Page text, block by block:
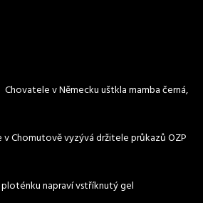
Chovatele v Německu uštkla mamba černá,
v Chomutově vyzývá držitele průkazů OZP
napraví vstříknutý gel